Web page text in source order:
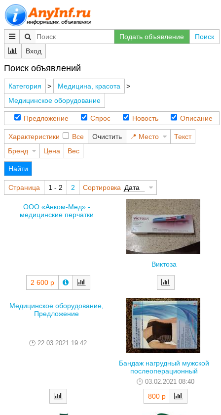
Подать объявление
Поиск
Вход
Поиск объявлений
Категория > Медицина, красота
>
Медицинское оборудование
Предложение Спрос Новость Описание
Характеристики Все Очистить Место
Текст
Бренд
Цена Вес
Найти
Страница 1 - 2 2 Сортировка Дата
ООО «Анком-Мед» -
медицинские перчатки
2 600 р
Виктоза
Медицинское оборудование,
Предложение
22.03.2021 19:42
Бандаж нагрудный мужской
послеоперационный
03.02.2021 08:40
800 р